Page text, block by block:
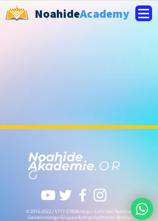
NoahideAcademy
Noahide
Akademie.OR
G
©2016-2022/5777-5782&nbsp; - Licht den Nationen
Gemeinnützige Gruppe,&nbsp;HaSharon -&nbsp;